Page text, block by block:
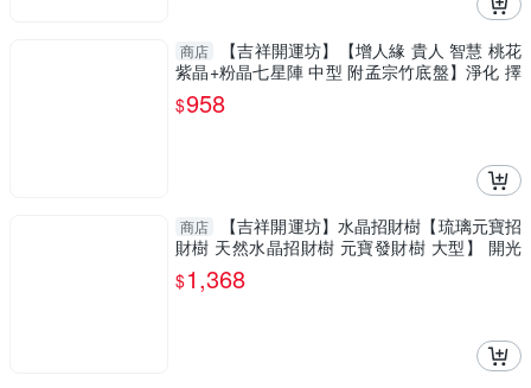
商店
【吉祥開運坊】【增人緣 貴人 智慧 桃花
紫晶+粉晶七星陣 中型 附孟宗竹底盤】淨化 擇
日
$958
商店
【吉祥開運坊】水晶招財樹【琉璃元寶招
財樹 天然水晶招財樹 元寶發財樹 大型】 開光
擇日
$1,368